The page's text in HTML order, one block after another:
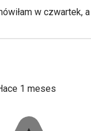
w czwartek,
1 meses